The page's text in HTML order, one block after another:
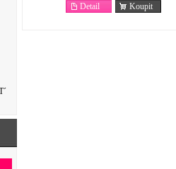
Koupit
Detail